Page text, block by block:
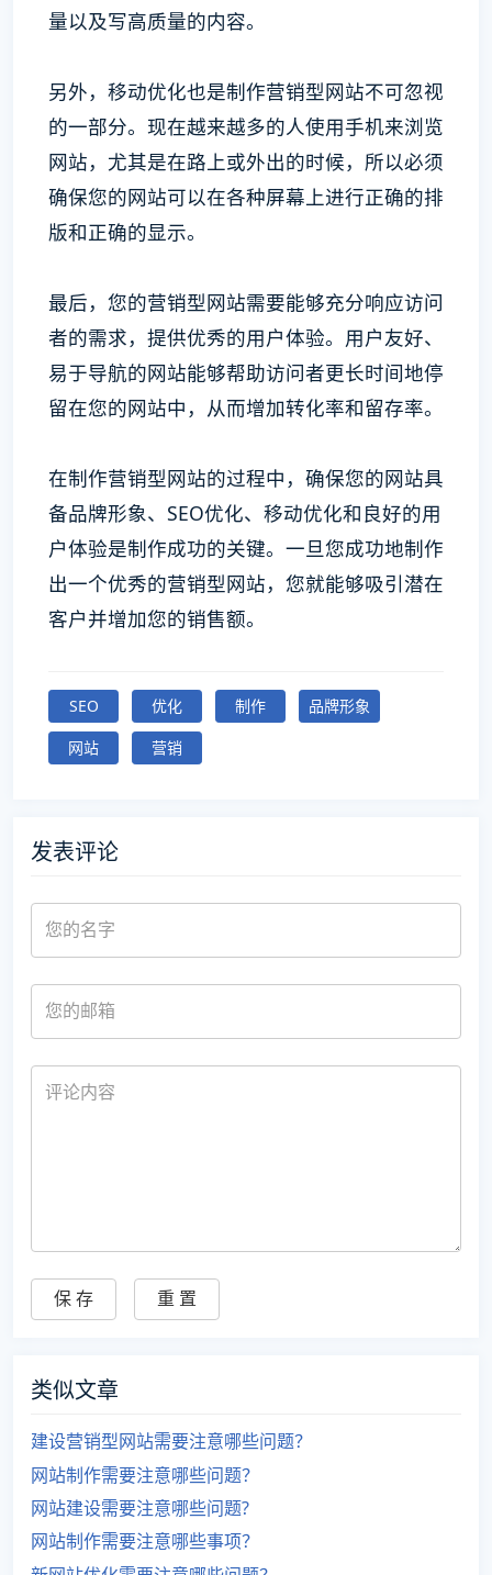
量以及写高质量的内容。
另外，移动优化也是制作营销型网站不可忽视
的一部分。现在越来越多的人使用手机来浏览
网站，尤其是在路上或外出的时候，所以必须
确保您的网站可以在各种屏幕上进行正确的排
版和正确的显示。
最后，您的营销型网站需要能够充分响应访问
者的需求，提供优秀的用户体验。用户友好、
易于导航的网站能够帮助访问者更长时间地停
留在您的网站中，从而增加转化率和留存率。
在制作营销型网站的过程中，确保您的网站具
备品牌形象、SEO优化、移动优化和良好的用
户体验是制作成功的关键。一旦您成功地制作
出一个优秀的营销型网站，您就能够吸引潜在
客户并增加您的销售额。
SEO 优化 制作
品牌形象
网站
营销
发表评论
类似文章
建设营销型网站需要注意哪些问题？
网站制作需要注意哪些问题？
网站建设需要注意哪些问题?
网站制作需要注意哪些事项？